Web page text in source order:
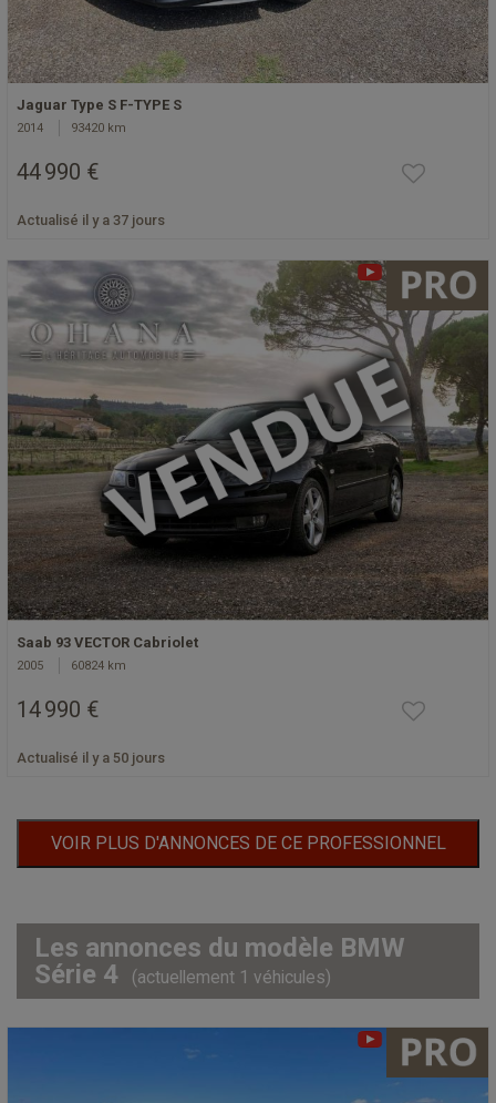
Jaguar Type S F-TYPE S
2014 93420 km
44 990 €
Actualisé il y a 37 jours
Saab 93 VECTOR Cabriolet
2005 60824 km
14 990 €
Actualisé il y a 50 jours
VOIR PLUS D'ANNONCES DE CE PROFESSIONNEL
Les annonces du modèle BMW
Série 4
(actuellement 1 véhicules)